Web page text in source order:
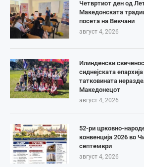
Четвртиот ден од
Македонската
посета на Вевчани
август 4, 2026
Илинденски
сиднејската
татковината
Македонецот
август 4, 2026
52-ри црковно-
конвенција 2026 во
септември
август 4, 2026